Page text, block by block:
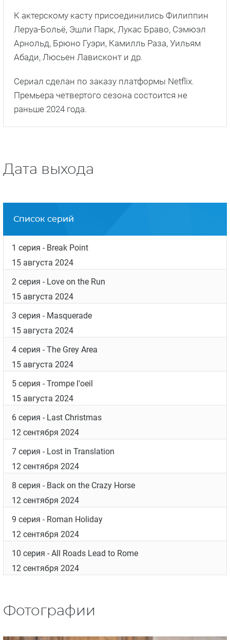
К актерскому касту присоединились Филиппин
Леруа-Больё, Эшли Парк, Лукас Браво, Сэмюэл
Арнольд, Брюно Гуэри, Камилль Раза, Уильям
Абади, Люсьен Лависконт и др.
Сериал сделан по заказу платформы Netflix.
Премьера четвертого сезона состоится не
раньше 2024 года.
Дата выхода
Список серий
1 серия - Break Point
15 августа 2024
2 серия - Love on the Run
15 августа 2024
3 серия - Masquerade
15 августа 2024
4 серия - The Grey Area
15 августа 2024
5 серия - Trompe l'oeil
15 августа 2024
6 серия - Last Christmas
12 сентября 2024
7 серия - Lost in Translation
12 сентября 2024
8 серия - Back on the Crazy Horse
12 сентября 2024
9 серия - Roman Holiday
12 сентября 2024
10 серия - All Roads Lead to Rome
12 сентября 2024
Фотографии